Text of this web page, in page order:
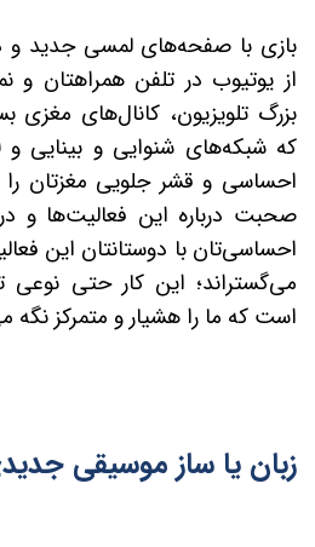
بازی با صفحه‌های لمسی جدید و
از یوتیوب در تلفن همراهتان
بزرگ تلویزیون، کانال‌های مغزی
که شبکه‌های شنوایی و بینایی
احساسی و قشر جلویی مغزتان
صحبت درباره این فعالیت‌ها و
احساسی‌تان با دوستانتان این
می‌گستراند؛ این کار حتی نوعی
است که ما را هشیار و متمرکز نگه
زبان یا ساز موسیقی